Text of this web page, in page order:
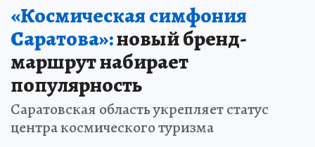
«Космическая симфония
Саратова»:новый бренд-
маршрут набирает
популярность
Саратовская область укрепляет статус
центра космического туризма